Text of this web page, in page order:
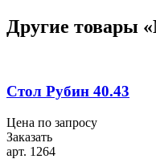
Другие товары
Стол Рубин 40.43
Цена по запросу
Заказать
арт. 1264